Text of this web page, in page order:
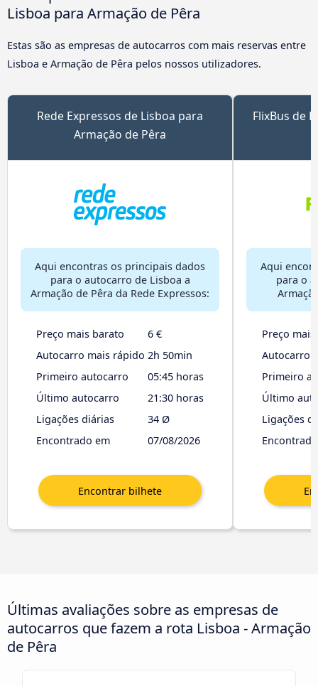
Lisboa para Armação de Pêra
Estas são as empresas de autocarros com mais reservas entre
Lisboa e Armação de Pêra pelos nossos utilizadores.
Rede Expressos de Lisboa para
Armação de Pêra
Aqui encontras os principais dados
para o autocarro de Lisboa a
Armação de Pêra da Rede Expressos:
Preço mais barato
6 €
Autocarro mais rápido 2h 50min
Primeiro autocarro
05:45 horas
Último autocarro
21:30 horas
Ligações diárias
34 Ø
Encontrado em
07/08/2026
FlixBus de
Aqui
para o
Preço
Autocarro
Primeiro
Último
Ligações
Últimas avaliações sobre as empresas de
autocarros que fazem a rota Lisboa - Armação
de Pêra